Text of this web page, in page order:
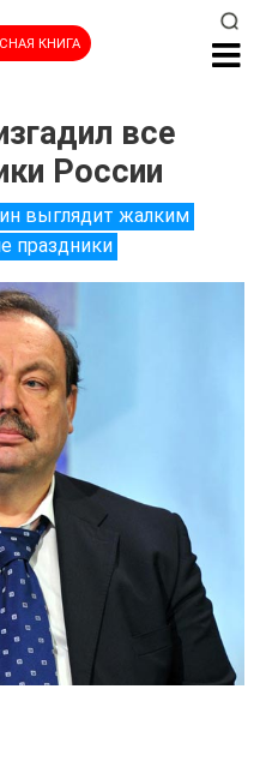
КНИГА
все
России
выглядит жалким
праздники